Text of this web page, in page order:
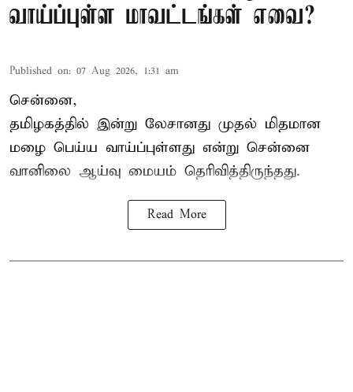
வாய்ப்புள்ள மாவட்டங்கள் எவை?
Published on: 07 Aug 2026, 1:31 am
சென்னை,
தமிழகத்தில் இன்று லேசானது முதல் மிதமான
மழை பெய்ய வாய்ப்புள்ளது என்று சென்னை
வானிலை ஆய்வு மையம் தெரிவித்திருந்தது.
Read More